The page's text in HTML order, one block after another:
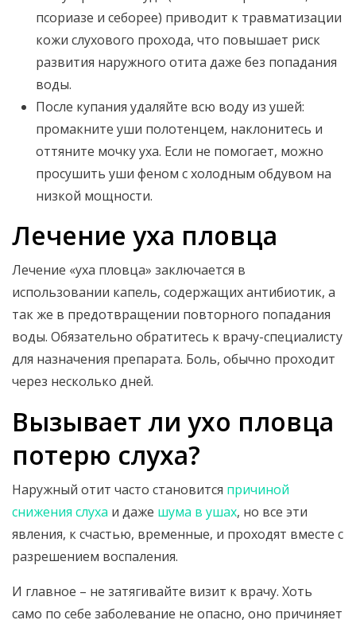
псориазе и себорее) приводит к травматизации
кожи слухового прохода, что повышает риск
развития наружного отита даже без попадания
воды.
После купания удаляйте всю воду из ушей:
промакните уши полотенцем, наклонитесь и
оттяните мочку уха. Если не помогает, можно
просушить уши феном с холодным обдувом на
низкой мощности.
Лечение уха пловца
Лечение «уха пловца» заключается в
использовании капель, содержащих антибиотик, а
так же в предотвращении повторного попадания
воды. Обязательно обратитесь к врачу-специалисту
для назначения препарата. Боль, обычно проходит
через несколько дней.
Вызывает ли ухо пловца
потерю слуха?
Наружный отит часто становится причиной
снижения слуха и даже шума в ушах, но все эти
явления, к счастью, временные, и проходят вместе с
разрешением воспаления.
И главное – не затягивайте визит к врачу. Хоть
само по себе заболевание не опасно, оно причиняет